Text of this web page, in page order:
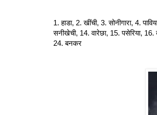
1. हाडा, 2. खींची, 3. सोनीगारा, 4.
सनीखेची, 14. वारेछा, 15. पसेरिया,
24. बनकर